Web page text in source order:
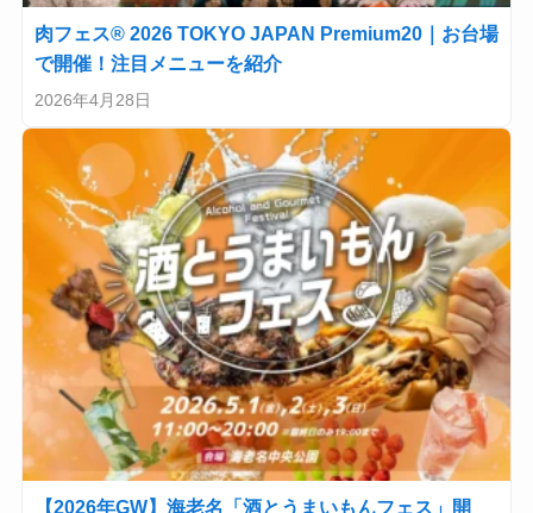
肉フェス® 2026 TOKYO JAPAN Premium20｜お台場
で開催！注目メニューを紹介
2026年4月28日
【2026年GW】海老名「酒とうまいもんフェス」開